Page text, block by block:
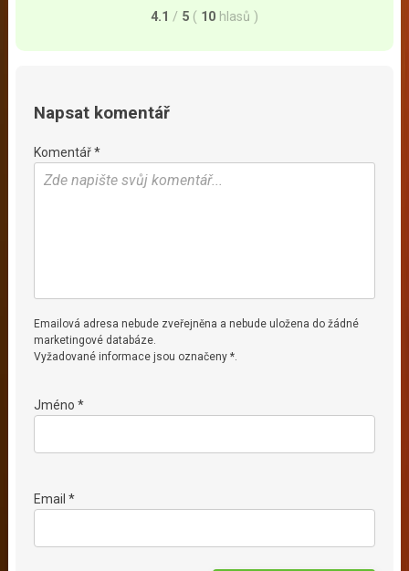
4.1 / 5 ( 10 hlasů )
Napsat komentář
Komentář *
Emailová adresa nebude zveřejněna a nebude uložena do žádné
marketingové databáze.
Vyžadované informace jsou označeny *.
Jméno *
Email *